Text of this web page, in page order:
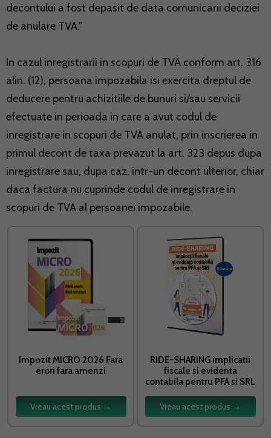
decontului a fost depasit de data comunicarii deciziei
de anulare TVA."
In cazul inregistrarii in scopuri de TVA conform art. 316
alin. (12), persoana impozabila isi exercita dreptul de
deducere pentru achizitiile de bunuri si/sau servicii
efectuate in perioada in care a avut codul de
inregistrare in scopuri de TVA anulat, prin inscrierea in
primul decont de taxa prevazut la art. 323 depus dupa
inregistrare sau, dupa caz, intr-un decont ulterior, chiar
daca factura nu cuprinde codul de inregistrare in
scopuri de TVA al persoanei impozabile.
Impozit MICRO 2026 Fara
erori fara amenzi
Vreau acest produs →
RIDE-SHARING implicatii
fiscale si evidenta
contabila pentru PFA si SRL
Vreau acest produs →